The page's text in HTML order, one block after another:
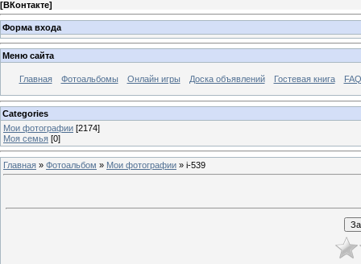
[ВКонтакте]
Форма входа
Меню сайта
Главная Фотоальбомы Онлайн игры Доска объявлений Гостевая книга
Categories
Мои фотографии [2174]
Моя семья [0]
Главная » Фотоальбом » Мои фотографии » i-539